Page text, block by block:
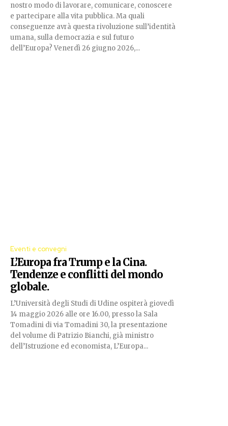
nostro modo di lavorare, comunicare, conoscere
e partecipare alla vita pubblica. Ma quali
conseguenze avrà questa rivoluzione sull’identità
umana, sulla democrazia e sul futuro
dell’Europa? Venerdì 26 giugno 2026,...
Eventi e convegni
L’Europa fra Trump e la Cina.
Tendenze e conflitti del mondo
globale.
L’Università degli Studi di Udine ospiterà giovedì
14 maggio 2026 alle ore 16.00, presso la Sala
Tomadini di via Tomadini 30, la presentazione
del volume di Patrizio Bianchi, già ministro
dell’Istruzione ed economista, L’Europa...